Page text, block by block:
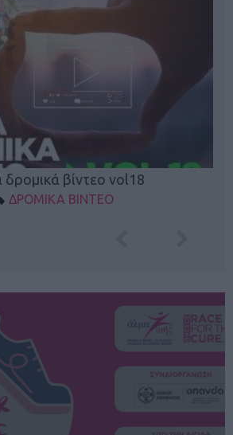
δρομικά βίντεο vol18
ΔΡΟΜΙΚΑ ΒΙΝΤΕΟ